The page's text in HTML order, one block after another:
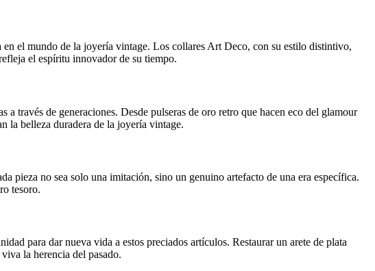
el mundo de la joyería vintage. Los collares Art Deco, con su estilo distintivo,
el espíritu innovador de su tiempo.
través de generaciones. Desde pulseras de oro retro que hacen eco del glamour
la belleza duradera de la joyería vintage.
pieza no sea solo una imitación, sino un genuino artefacto de una era específica.
tesoro.
para dar nueva vida a estos preciados artículos. Restaurar un arete de plata
la herencia del pasado.